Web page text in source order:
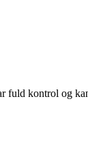
fuld kontrol og